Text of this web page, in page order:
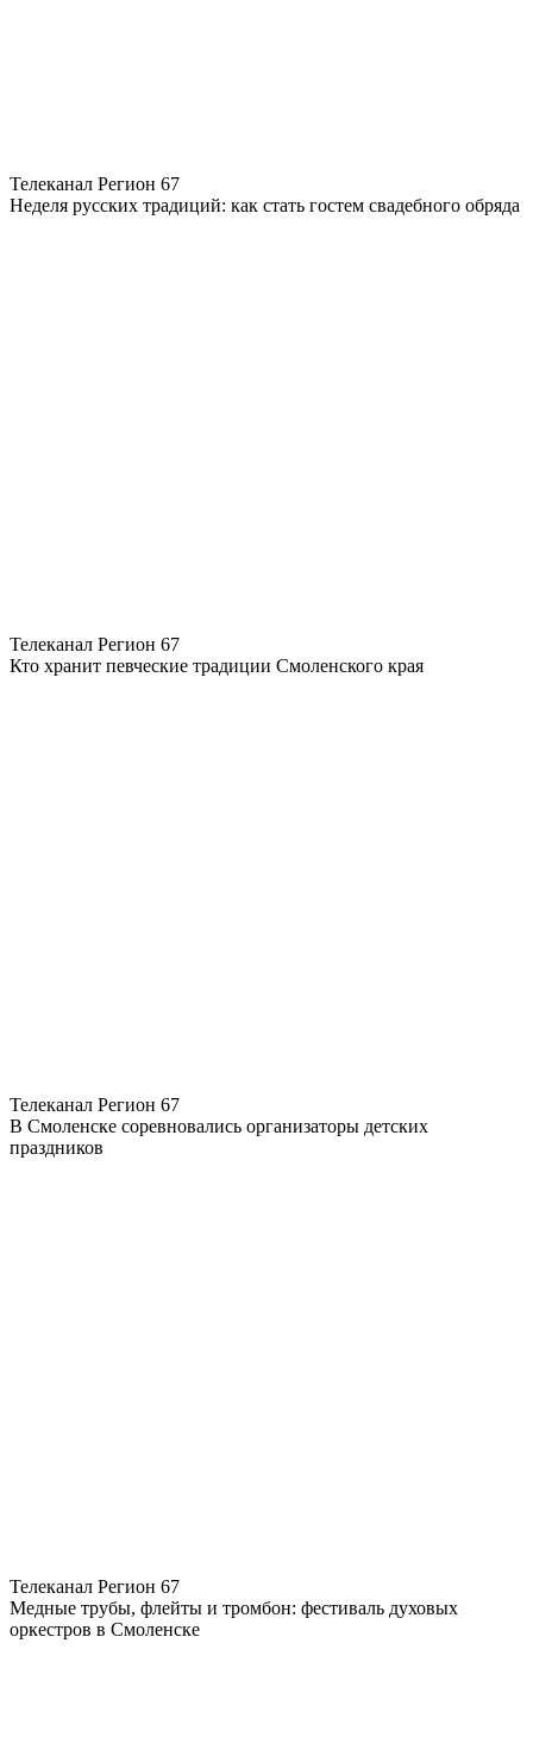
Телеканал Регион 67
Неделя русских традиций: как стать гостем свадебного обряда
Телеканал Регион 67
Кто хранит певческие традиции Смоленского края
Телеканал Регион 67
В Смоленске соревновались организаторы детских
праздников
Телеканал Регион 67
Медные трубы, флейты и тромбон: фестиваль духовых
оркестров в Смоленске